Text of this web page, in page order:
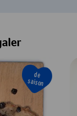
de
saison